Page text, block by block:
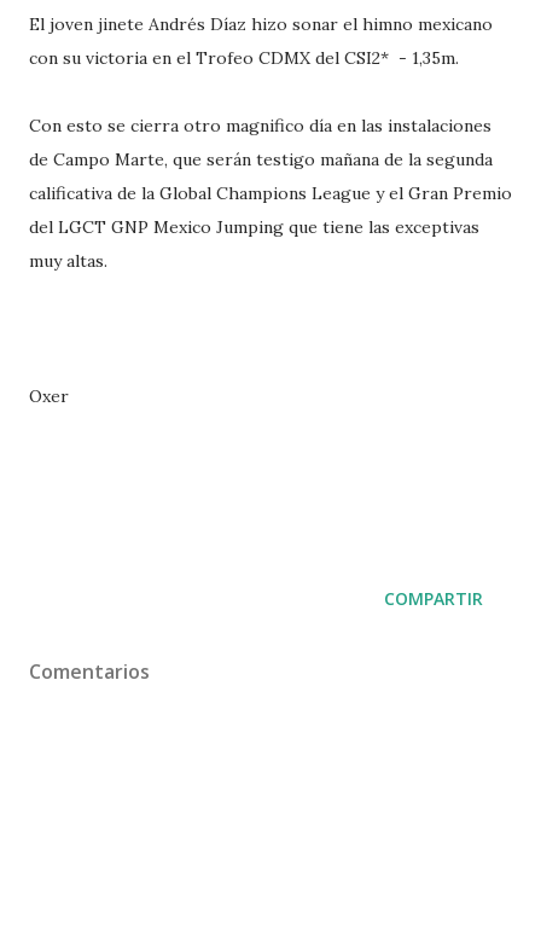
El joven jinete Andrés Díaz hizo sonar el himno mexicano
con su victoria en el Trofeo CDMX del CSI2* - 1,35m.
Con esto se cierra otro magnifico día en las instalaciones
de Campo Marte, que serán testigo mañana de la segunda
calificativa de la Global Champions League y el Gran Premio
del LGCT GNP Mexico Jumping que tiene las exceptivas
muy altas.
Oxer
COMPARTIR
Comentarios